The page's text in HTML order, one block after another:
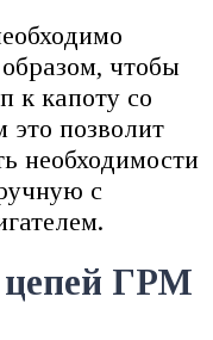
чтобы
к капоту со
позволит
необходимости
с
цепей ГРМ